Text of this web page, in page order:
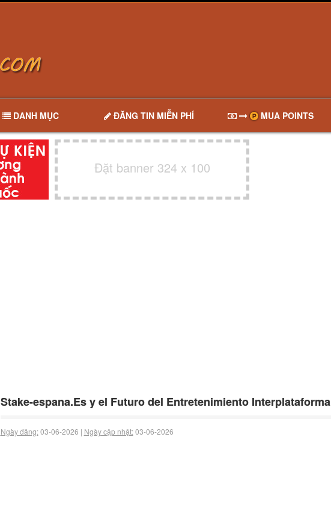
DANH MỤC ĐĂNG TIN MIỄN PHÍ MUA POINTS
Đặt banner 324 x 100
Stake-espana.Es y el Futuro del Entretenimiento Interplataforma
Ngày đăng:03-06-2026 | Ngày cập nhật:03-06-2026